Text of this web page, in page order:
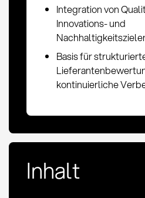
Integration von
Innovations- und
Basis für
kontinuierliche
Inhalt